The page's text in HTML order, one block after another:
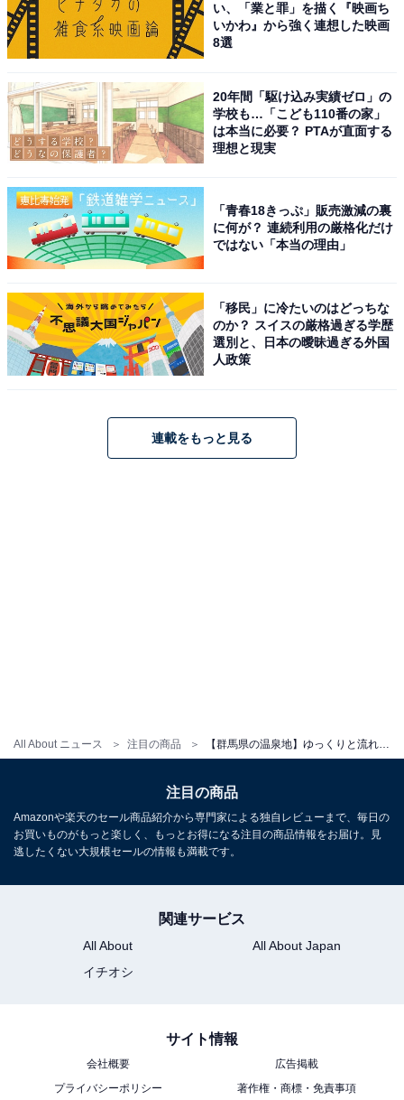
All About ニュース 注目の商品
伊香保温泉 ホテル木暮（画像：「伊香保温泉 ホテル木暮」公式Webサイト
より）
の4分の1を有する、圧倒的な湯量が自慢の宿です。非日
常の癒し空間で湯浴み体験をできる大浴場「千楽」で
は、多彩な露天風呂や寝湯などで源泉掛け流しの湯を心
ゆくまで堪能できます。お料理は群馬の食材を活かした
渋川駅より路線バスで約30分
大人1名（参考価格）：2万1120円
※料金は公式Webサイト参考価格
※プラン・部屋により価格は変動します
チェックイン・チェックアウト
チェックイン：15:00
あわせて読みたい
【伊香保温泉の人気ホテル】「伊香保温泉 ホ
い、「業と罪」を描く『映画ち
いかわ』から強く連想した映画
8選
20年間「駆け込み実績ゼロ」の
学校も…「こども110番の家」
は本当に必要？ PTAが直面する
理想と現実
「青春18きっぷ」販売激減の裏
に何が？ 連続利用の厳格化だけ
ではない「本当の理由」
「移民」に冷たいのはどっちな
のか？ スイスの厳格過ぎる学歴
選別と、日本の曖昧過ぎる外国
人政策
連載をもっと見る
注目の商品
Amazonや楽天のセール商品紹介から専門家による独自レビューまで、毎日の
お買いものがもっと楽しく、もっとお得になる注目の商品情報をお届け。見
逃したくない大規模セールの情報も満載です。
関連サービス
All About
All About Japan
イチオシ
サイト情報
会社概要
広告掲載
プライバシーポリシー
著作権・商標・免責事項